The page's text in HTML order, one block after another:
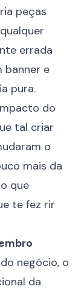
peças
errada
banner e
pura.
do
tal criar
o
mais da
que
te fez rir
negócio, o
da